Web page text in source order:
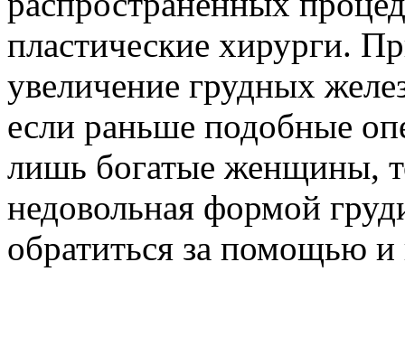
пластические хирурги.
увеличение грудных
если раньше подобные
лишь богатые женщины,
недовольная формой
обратиться за помощью и